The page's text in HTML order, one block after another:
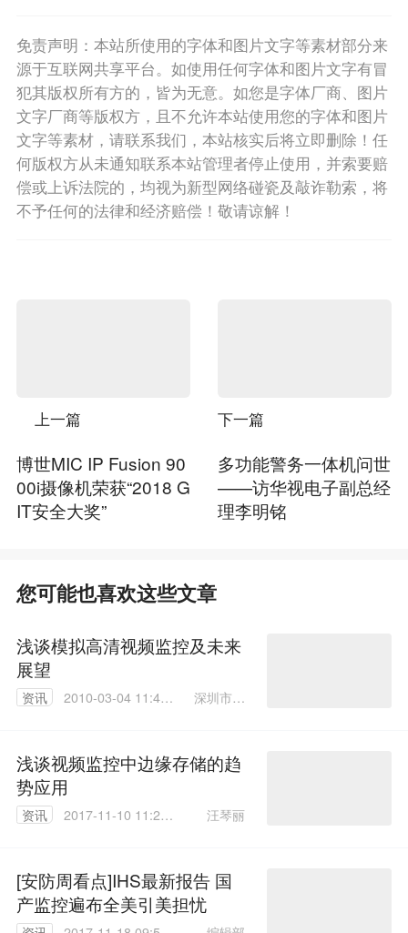
免责声明：本站所使用的字体和图片文字等素材部分来
源于互联网共享平台。如使用任何字体和图片文字有冒
犯其版权所有方的，皆为无意。如您是字体厂商、图片
文字厂商等版权方，且不允许本站使用您的字体和图片
文字等素材，请联系我们，本站核实后将立即删除！任
何版权方从未通知联系本站管理者停止使用，并索要赔
偿或上诉法院的，均视为新型网络碰瓷及敲诈勒索，将
不予任何的法律和经济赔偿！敬请谅解！
上一篇
博世MIC IP Fusion 90
00i摄像机荣获“2018 G
IT安全大奖”
下一篇
多功能警务一体机问世
——访华视电子副总经
理李明铭
您可能也喜欢这些文章
浅谈模拟高清视频监控及未来
展望
资讯
2010-03-04 11:47:
深圳市景
司宋慧
浅谈视频监控中边缘存储的趋
势应用
资讯
2017-11-10 11:20:
汪琴丽
[安防周看点]IHS最新报告 国
产监控遍布全美引美担忧